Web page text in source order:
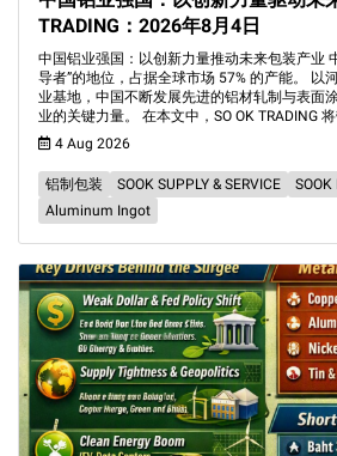
TRADING：2026年8月4日
中国铝业强国：以创新力量推动未来包装产业
导者”的地位，占据全球市场 57% 的产能。 以
业基地，中国不断发展先进的铝材轧制与表面
业的关键力量。 在本文中，SO OK TRADING
4 Aug 2026
铝制包装 SOOK SUPPLY & SERVICE
SOOK
Aluminum Ingot